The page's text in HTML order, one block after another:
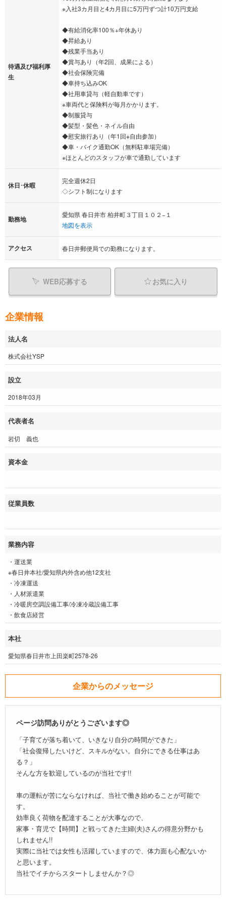
待遇及び福利厚
生
※入社3カ月目と4カ月目に5万円ずつ計10万円支給
◆有給消化率100％+年休あり
◆昇給あり
◆残業手当あり
◆賞与あり（年2回、成果による）
◆社会保険完備
◆車持ち込みOK
◆社用車貸与（軽自動車です）
※車両代と保険料が毎月かかります。
◆制服貸与
◆髪型・髪色・ネイル自由
◆慰安旅行あり（年1回※自由参加）
◆車・バイク通勤OK（無料駐車場完備）
※ほとんどのスタッフが車で通勤しています
休日･休暇
完全週休2日
◇シフト制になります
勤務地
愛知県 春日井市 柏井町３丁目１０２−１
地図を表示
アクセス 春日井郵便局での勤務になります。
WEB応募する お気に入り
企業情報
法人名
株式会社YSP
設立
2018年03月
代表者名
岩切 義也
資本金
従業員数
業務内容
・運送業
※春日井本社/愛知県内外含め他12支社
・冷凍運送
・人材派遣業
・冷暖房空調設備工事/冷凍冷蔵設備工事
・飲食店経営
本社
愛知県春日井市上田楽町2578-26
企業からのメッセージ
ページ訪問ありがとうございます◎
「子育てが落ち着いて、いきなり自分の時間ができた」
「社会復帰したいけど、スキルがない。自分にできる仕事はあ
る？」
そんな方を歓迎しているのが当社です!!
車の運転が苦にならなければ、当社で働き始めることが可能で
す。
効率良く荷物を配達することが大事なので、
家事・育児で【時間】と戦ってきた主婦(夫)さんの得意分野かも
しれません!!
実際に当社では女性も活躍していますので、体力面も心配ないか
と思います。
当社でイチからスタートしませんか？◎